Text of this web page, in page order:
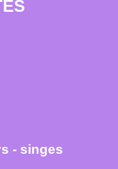
- singes